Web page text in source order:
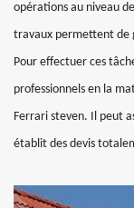
opérations au niveau
travaux permettent de
Pour effectuer ces
professionnels en la
Ferrari steven. Il peut
établit des devis